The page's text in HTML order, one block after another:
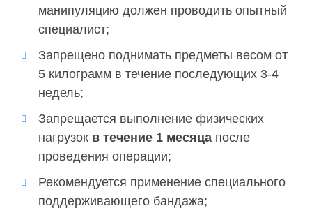
манипуляцию должен проводить опытный
специалист;
Запрещено поднимать предметы весом от
5 килограмм в течение последующих 3-4
недель;
Запрещается выполнение физических
нагрузок в течение 1 месяца после
проведения операции;
Рекомендуется применение специального
поддерживающего бандажа;